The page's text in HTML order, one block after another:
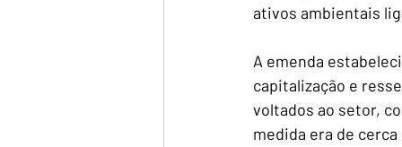
ativos ambientais
A emenda
capitalização e
voltados ao setor,
medida era de